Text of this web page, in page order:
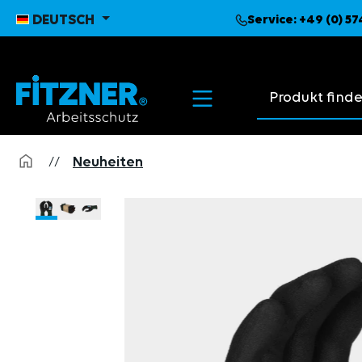
Zur Hauptnavigation springen
DEUTSCH Service: +49 (0)
// Neuheiten
Bildergalerie überspringen